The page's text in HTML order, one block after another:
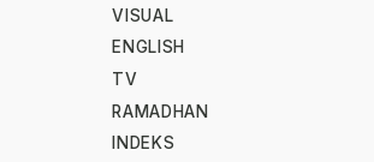
VISUAL
ENGLISH
TV
RAMADHAN
INDEKS